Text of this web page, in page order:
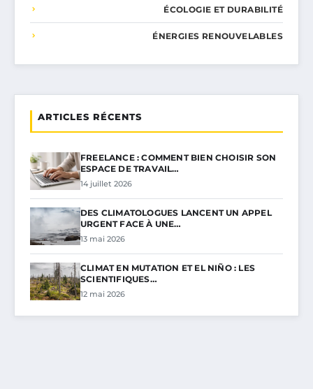
ÉCOLOGIE ET DURABILITÉ
ÉNERGIES RENOUVELABLES
ARTICLES RÉCENTS
FREELANCE : COMMENT BIEN CHOISIR SON
ESPACE DE TRAVAIL…
14 juillet 2026
DES CLIMATOLOGUES LANCENT UN APPEL
URGENT FACE À UNE…
13 mai 2026
CLIMAT EN MUTATION ET EL NIÑO : LES
SCIENTIFIQUES…
12 mai 2026